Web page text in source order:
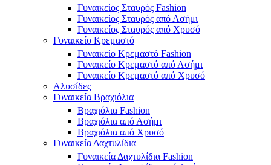
Γυναικείος Σταυρός Fashion
Γυναικείος Σταυρός από Ασήμι
Γυναικείος Σταυρός από Χρυσό
Γυναικείο Κρεμαστό
Γυναικείο Κρεμαστό Fashion
Γυναικείο Κρεμαστό από Ασήμι
Γυναικείο Κρεμαστό από Χρυσό
Αλυσίδες
Γυναικεία Βραχιόλια
Βραχιόλια Fashion
Βραχιόλια από Ασήμι
Βραχιόλια από Χρυσό
Γυναικεία Δαχτυλίδια
Γυναικεία Δαχτυλίδια Fashion